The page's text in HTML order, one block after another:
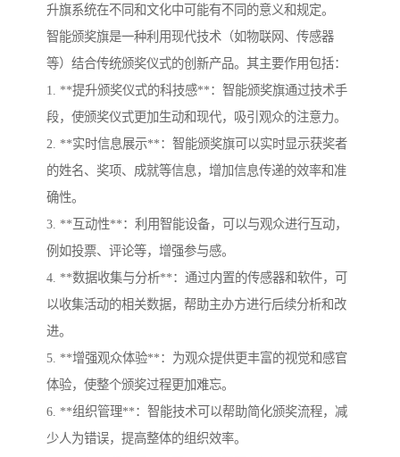
升旗系统在不同和文化中可能有不同的意义和规定。
智能颁奖旗是一种利用现代技术（如物联网、传感器
等）结合传统颁奖仪式的创新产品。其主要作用包括：
1. **提升颁奖仪式的科技感**：智能颁奖旗通过技术手
段，使颁奖仪式更加生动和现代，吸引观众的注意力。
2. **实时信息展示**：智能颁奖旗可以实时显示获奖者
的姓名、奖项、成就等信息，增加信息传递的效率和准
确性。
3. **互动性**：利用智能设备，可以与观众进行互动，
例如投票、评论等，增强参与感。
4. **数据收集与分析**：通过内置的传感器和软件，可
以收集活动的相关数据，帮助主办方进行后续分析和改
进。
5. **增强观众体验**：为观众提供更丰富的视觉和感官
体验，使整个颁奖过程更加难忘。
6. **组织管理**：智能技术可以帮助简化颁奖流程，减
少人为错误，提高整体的组织效率。